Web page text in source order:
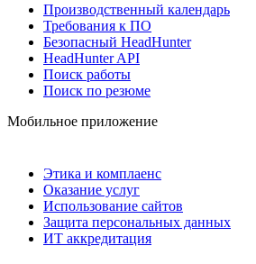
Производственный календарь
Требования к ПО
Безопасный HeadHunter
HeadHunter API
Поиск работы
Поиск по резюме
Мобильное приложение
Этика и комплаенс
Оказание услуг
Использование сайтов
Защита персональных данных
ИТ аккредитация